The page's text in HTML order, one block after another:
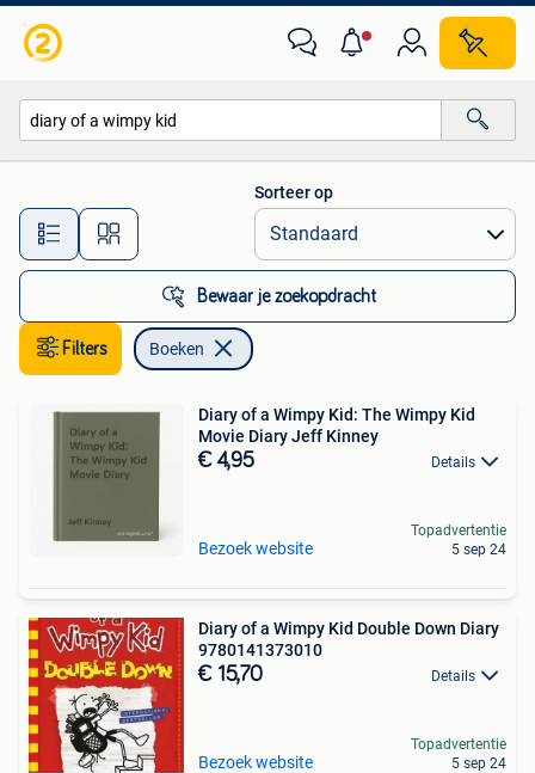
Alle afstanden…
Sorteer op
Bewaar je zoekopdracht
Filters Boeken
Diary of a Wimpy Kid: The Wimpy Kid
Movie Diary Jeff Kinney
€ 4,95 Details
Bezoek website
Topadvertentie
5 sep 24
Diary of a Wimpy Kid Double Down Diary
9780141373010
€ 15,70 Details
Bezoek website
Topadvertentie
5 sep 24